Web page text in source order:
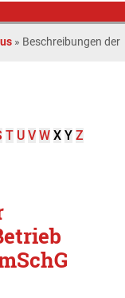
» Beschreibungen der
T U V W X Y Z